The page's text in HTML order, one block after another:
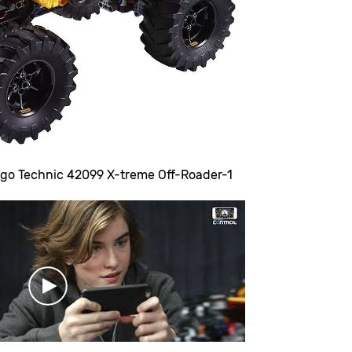
Technic 42099 X-treme Off-Roader-1